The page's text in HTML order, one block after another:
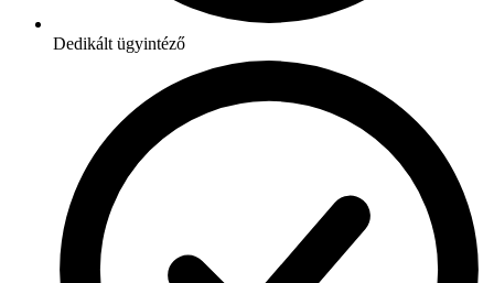
Dedikált ügyintéző